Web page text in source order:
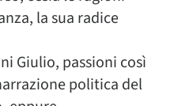
la sua radice
Giulio, passioni così
politica del